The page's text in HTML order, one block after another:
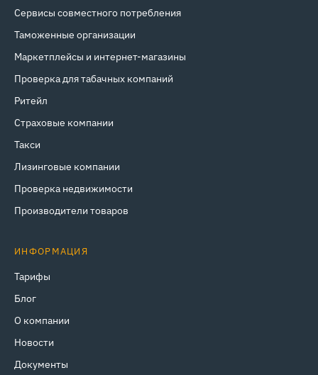
Сервисы совместного потребления
Таможенные организации
Маркетплейсы и интернет‑магазины
Проверка для табачных компаний
Ритейл
Страховые компании
Такси
Лизинговые компании
Проверка недвижимости
Производители товаров
ИНФОРМАЦИЯ
Тарифы
Блог
О компании
Новости
Документы